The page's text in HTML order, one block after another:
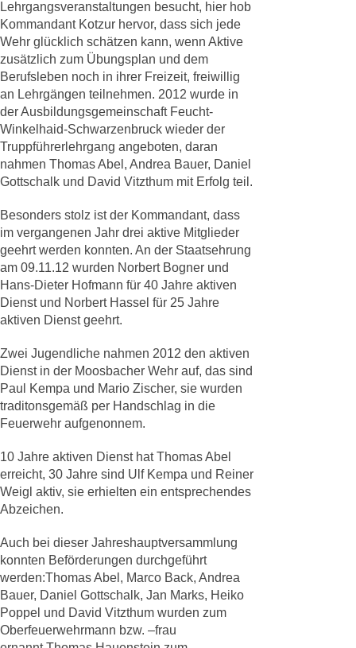
Lehrgangsveranstaltungen besucht, hier hob
Kommandant Kotzur hervor, dass sich jede
Wehr glücklich schätzen kann, wenn Aktive
zusätzlich zum Übungsplan und dem
Berufsleben noch in ihrer Freizeit, freiwillig
an Lehrgängen teilnehmen. 2012 wurde in
der Ausbildungsgemeinschaft Feucht-
Winkelhaid-Schwarzenbruck wieder der
Truppführerlehrgang angeboten, daran
nahmen Thomas Abel, Andrea Bauer, Daniel
Gottschalk und David Vitzthum mit Erfolg teil.
Besonders stolz ist der Kommandant, dass
im vergangenen Jahr drei aktive Mitglieder
geehrt werden konnten. An der Staatsehrung
am 09.11.12 wurden Norbert Bogner und
Hans-Dieter Hofmann für 40 Jahre aktiven
Dienst und Norbert Hassel für 25 Jahre
aktiven Dienst geehrt.
Zwei Jugendliche nahmen 2012 den aktiven
Dienst in der Moosbacher Wehr auf, das sind
Paul Kempa und Mario Zischer, sie wurden
traditonsgemäß per Handschlag in die
Feuerwehr aufgenonnem.
10 Jahre aktiven Dienst hat Thomas Abel
erreicht, 30 Jahre sind Ulf Kempa und Reiner
Weigl aktiv, sie erhielten ein entsprechendes
Abzeichen.
Auch bei dieser Jahreshauptversammlung
konnten Beförderungen durchgeführt
werden:Thomas Abel, Marco Back, Andrea
Bauer, Daniel Gottschalk, Jan Marks, Heiko
Poppel und David Vitzthum wurden zum
Oberfeuerwehrmann bzw. –frau